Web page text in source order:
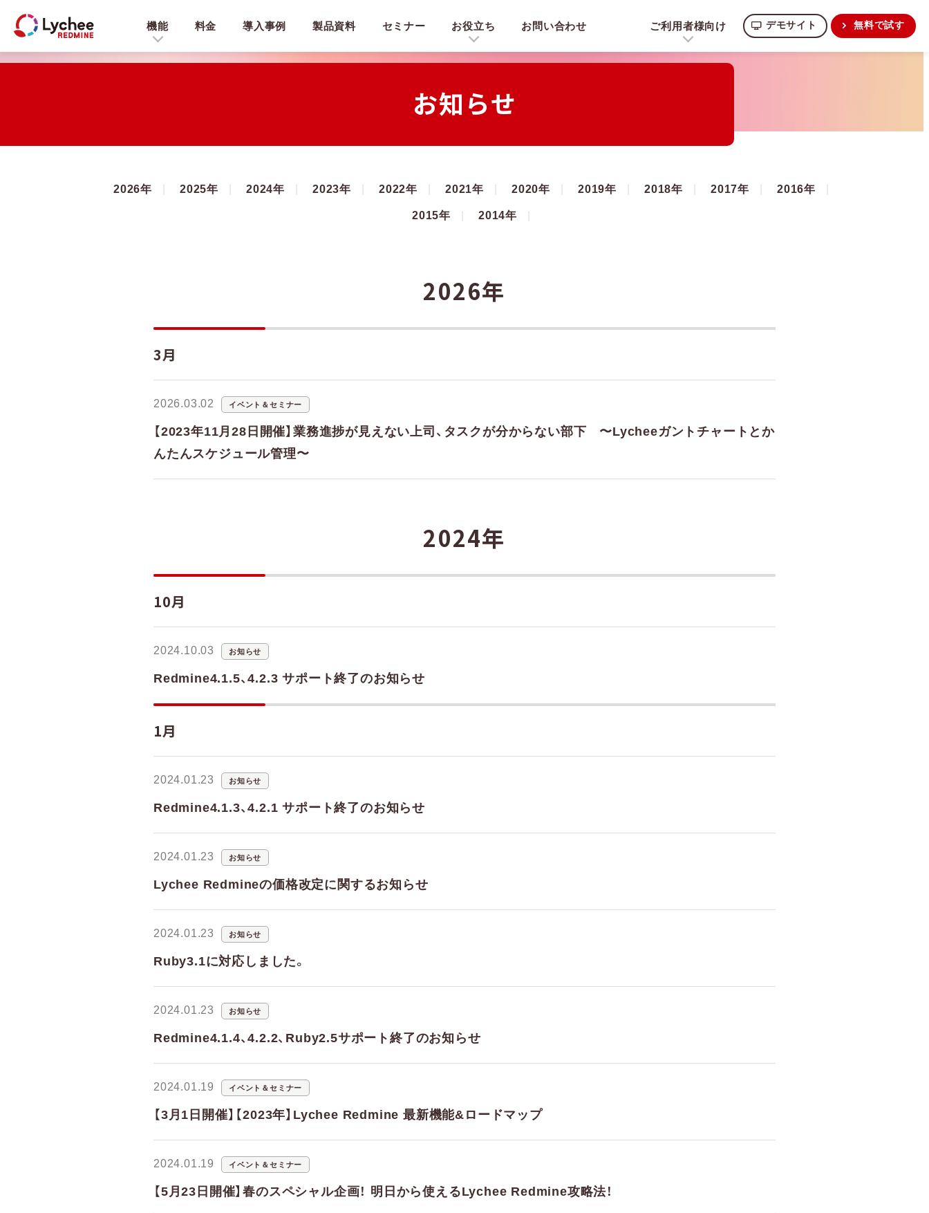
機能 料金 導入事例 製品資料 セミナー お役立ち お問い合わせ ご利用者様向け デモサイト 無料で試す
お知らせ
2026年 2025年 2024年 2023年 2022年 2021年 2020年 2019年 2018年 2017年 2016年
2015年 2014年
2026年
3月
2026.03.02 イベント＆セミナー
【2023年11月28日開催】業務進捗が見えない上司、タスクが分からない部下 〜Lycheeガントチャートとか
んたんスケジュール管理〜
2024年
10月
2024.10.03 お知らせ
Redmine4.1.5、4.2.3 サポート終了のお知らせ
1月
2024.01.23 お知らせ
Redmine4.1.3、4.2.1 サポート終了のお知らせ
2024.01.23 お知らせ
Lychee Redmineの価格改定に関するお知らせ
2024.01.23 お知らせ
Ruby3.1に対応しました。
2024.01.23 お知らせ
Redmine4.1.4、4.2.2、Ruby2.5サポート終了のお知らせ
2024.01.19 イベント＆セミナー
【3月1日開催】【2023年】Lychee Redmine 最新機能&ロードマップ
2024.01.19 イベント＆セミナー
【5月23日開催】春のスペシャル企画！ 明日から使えるLychee Redmine攻略法！